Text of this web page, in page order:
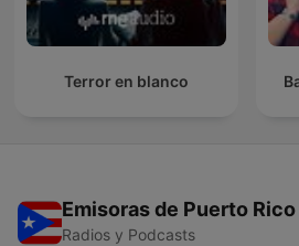
Terror en blanco
Emisoras de Puerto Rico
Radios y Podcasts